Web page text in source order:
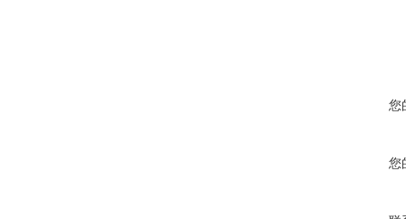
您
您